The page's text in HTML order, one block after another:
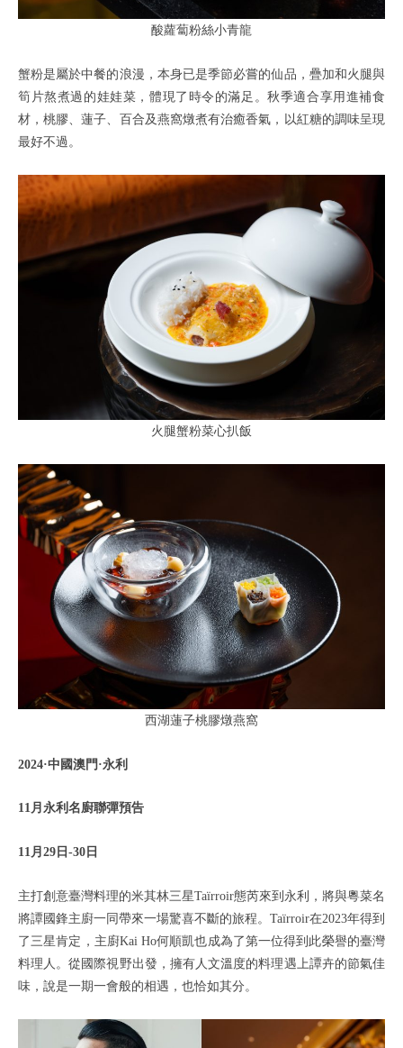
酸蘿蔔粉絲小青龍
蟹粉是屬於中餐的浪漫，本身已是季節必嘗的仙品，疊加和火腿與
筍片熬煮過的娃娃菜，體現了時令的滿足。秋季適合享用進補食
材，桃膠、蓮子、百合及燕窩燉煮有治癒香氣，以紅糖的調味呈現
最好不過。
火腿蟹粉菜心扒飯
西湖蓮子桃膠燉燕窩
2024·中國澳門·永利
11月永利名廚聯彈預告
11月29日-30日
主打創意臺灣料理的米其林三星Taïrroir態芮來到永利，將與粵菜名
將譚國鋒主廚一同帶來一場驚喜不斷的旅程。Taïrroir在2023年得到
了三星肯定，主廚Kai Ho何順凱也成為了第一位得到此榮譽的臺灣
料理人。從國際視野出發，擁有人文溫度的料理遇上譚卉的節氣佳
味，說是一期一會般的相遇，也恰如其分。